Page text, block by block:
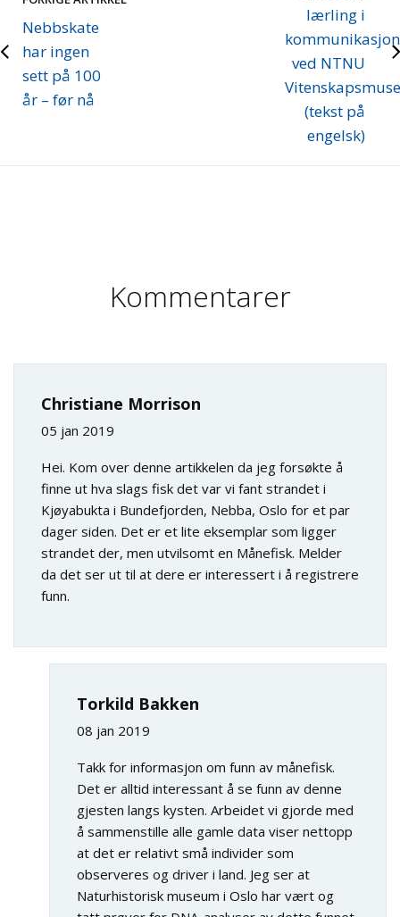
Nebbskate
har ingen
sett på 100
år – før nå
lærling i
ved NTNU
(tekst på
engelsk)
Kommentarer
Christiane Morrison
05 jan 2019
Hei. Kom over denne artikkelen da jeg forsøkte å
finne ut hva slags fisk det var vi fant strandet i
Kjøyabukta i Bundefjorden, Nebba, Oslo for et par
dager siden. Det er et lite eksemplar som ligger
strandet der, men utvilsomt en Månefisk. Melder
da det ser ut til at dere er interessert i å registrere
funn.
Torkild Bakken
08 jan 2019
Takk for informasjon om funn av månefisk.
Det er alltid interessant å se funn av denne
gjesten langs kysten. Arbeidet vi gjorde med
å sammenstille alle gamle data viser nettopp
at det er relativt små individer som
observeres og driver i land. Jeg ser at
Naturhistorisk museum i Oslo har vært og